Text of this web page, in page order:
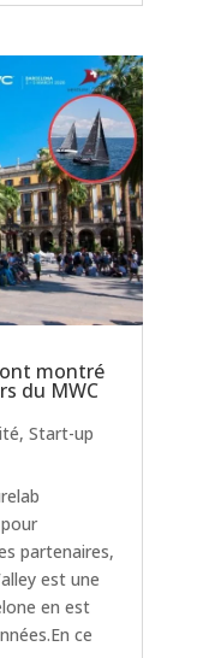
montré
du MWC
, Start-up
partenaires,
est une
en est
ce